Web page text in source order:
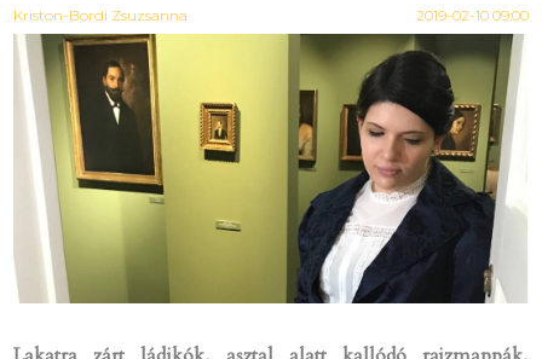
Kriston-Bordi Zsuzsanna 2019-02-10 09:00